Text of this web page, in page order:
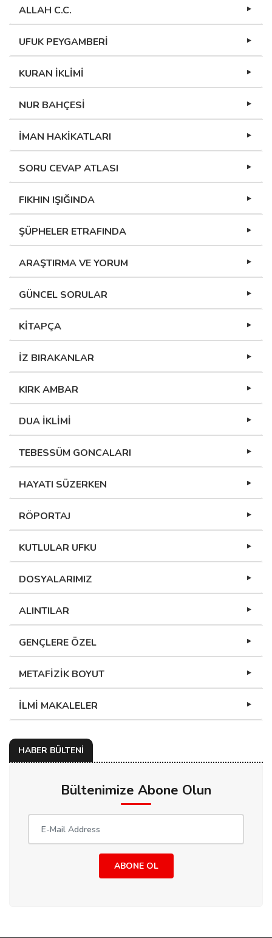
ALLAH C.C.
UFUK PEYGAMBERİ
KURAN İKLİMİ
NUR BAHÇESİ
İMAN HAKİKATLARI
SORU CEVAP ATLASI
FIKHIN IŞIĞINDA
ŞÜPHELER ETRAFINDA
ARAŞTIRMA VE YORUM
GÜNCEL SORULAR
KİTAPÇA
İZ BIRAKANLAR
KIRK AMBAR
DUA İKLİMİ
TEBESSÜM GONCALARI
HAYATI SÜZERKEN
RÖPORTAJ
KUTLULAR UFKU
DOSYALARIMIZ
ALINTILAR
GENÇLERE ÖZEL
METAFİZİK BOYUT
İLMİ MAKALELER
HABER BÜLTENİ
Bültenimize Abone Olun
ABONE OL